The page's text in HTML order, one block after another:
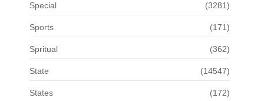
Special (3281)
Sports (171)
Spritual (362)
State (14547)
States (172)